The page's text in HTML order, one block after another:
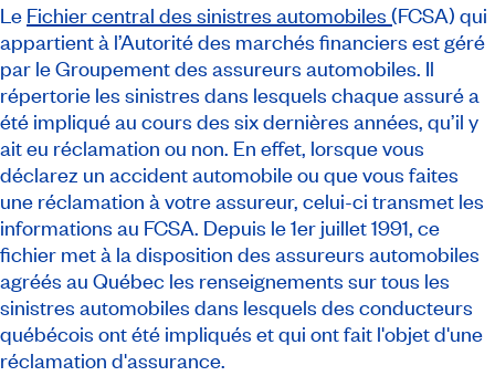
Le Fichier central des sinistres automobiles (FCSA) qui
appartient à l’Autorité des marchés financiers est géré
par le Groupement des assureurs automobiles. Il
répertorie les sinistres dans lesquels chaque assuré a
été impliqué au cours des six dernières années, qu’il y
ait eu réclamation ou non. En effet, lorsque vous
déclarez un accident automobile ou que vous faites
une réclamation à votre assureur, celui-ci transmet les
informations au FCSA. Depuis le 1er juillet 1991, ce
fichier met à la disposition des assureurs automobiles
agréés au Québec les renseignements sur tous les
sinistres automobiles dans lesquels des conducteurs
québécois ont été impliqués et qui ont fait l'objet d'une
réclamation d'assurance.